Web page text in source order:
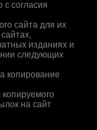
согласия
сайта для их
изданиях и
следующих
копирование
на сайт